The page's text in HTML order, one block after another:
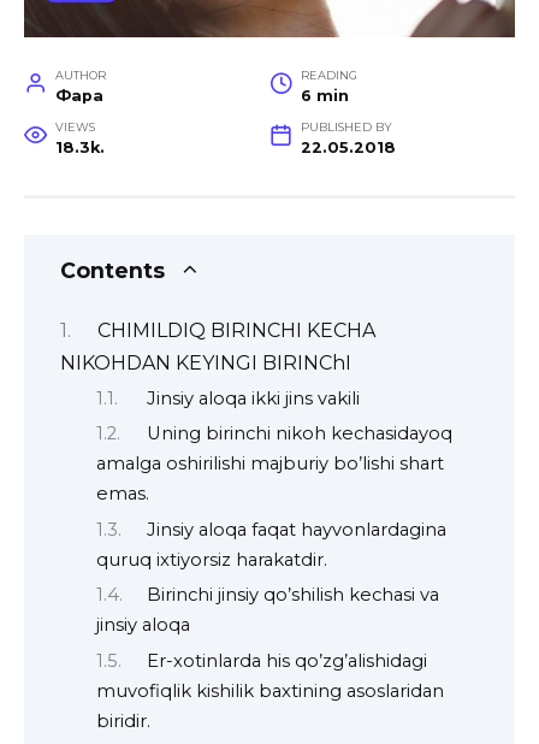
AUTHOR
Фара
READING
6 min
VIEWS
18.3k.
PUBLISHED BY
22.05.2018
Contents
CHIMILDIQ BIRINCHI KECHA
NIKOHDAN KEYINGI BIRINChI
Jinsiy aloqa ikki jins vakili
Uning birinchi nikoh kechasidayoq
amalga oshirilishi majburiy bo’lishi shart
emas.
Jinsiy aloqa faqat hayvonlardagina
quruq ixtiyorsiz harakatdir.
Birinchi jinsiy qo’shilish kechasi va
jinsiy aloqa
Er-xotinlarda his qo’zg’alishidagi
muvofiqlik kishilik baxtining asoslaridan
biridir.